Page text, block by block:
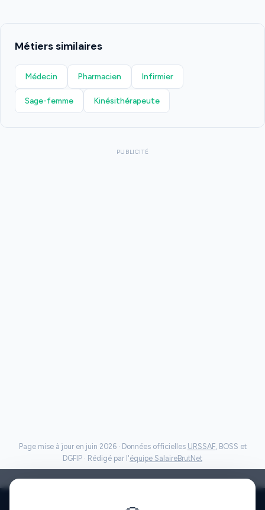
Métiers similaires
Médecin Pharmacien Infirmier
Sage-femme Kinésithérapeute
PUBLICITÉ
Page mise à jour en juin 2026 · Données officielles URSSAF, BOSS et
DGFIP · Rédigé par l'équipe SalaireBrutNet